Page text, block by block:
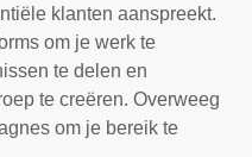
klanten aanspreekt.
om je werk te
te delen en
te creëren. Overweeg
om je bereik te